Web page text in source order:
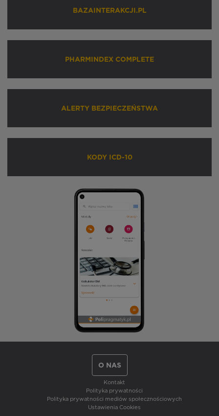
BAZAINTERAKCJI.PL
PHARMINDEX COMPLETE
ALERTY BEZPIECZEŃSTWA
KODY ICD-10
O NAS
Kontakt
Polityka prywatności
Polityka prywatności mediów społecznościowych
Ustawienia Cookies